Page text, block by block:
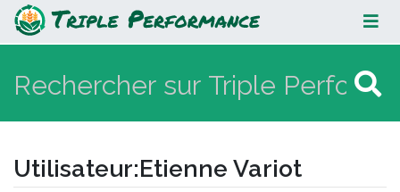
Etienne Variot
Utilisateur:Etienne Variot